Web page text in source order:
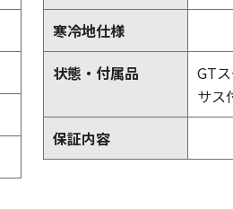
寒冷地仕様
状態・付属品
GT
サス
保証内容